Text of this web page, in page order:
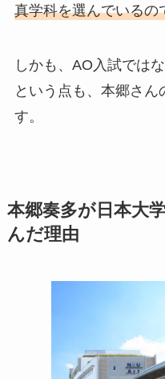
真学科を選んでいるの
しかも、AO入試では
という点も、本郷さん
す。
本郷奏多が日本大
んだ理由